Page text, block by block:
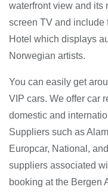
waterfront view and its
screen TV and include
Hotel which displays
Norwegian artists.
You can easily get
VIP cars. We offer car
domestic and
Suppliers such as
Europcar, National,
suppliers associated
booking at the Bergen